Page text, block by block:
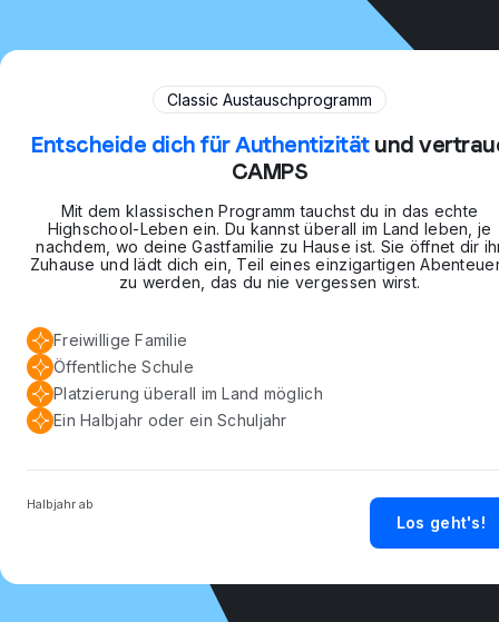
Classic Austauschprogramm
Entscheide dich für Authentizitätund
CAMPS
Mit dem klassischen Programm tauchst du in das echte
Highschool-Leben ein. Du kannst überall im Land leben, je
nachdem, wo deine Gastfamilie zu Hause ist. Sie öffnet dir
Zuhause und lädt dich ein, Teil eines einzigartigen
zu werden, das du nie vergessen wirst.
Freiwillige Familie
Öffentliche Schule
Platzierung überall im Land möglich
Ein Halbjahr oder ein Schuljahr
Halbjahr ab
Los geht's!